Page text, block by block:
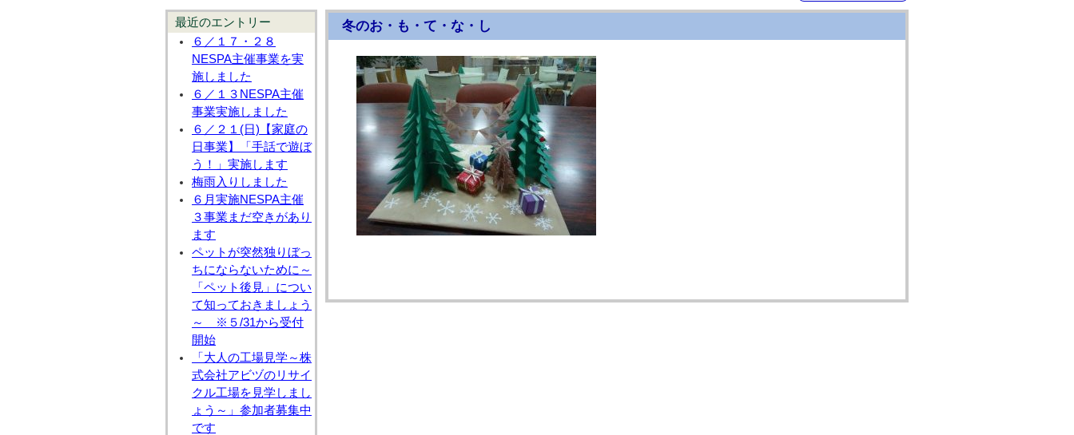
最近のエントリー
６／１７・２８
NESPA主催事業を実
施しました
６／１３NESPA主催
事業実施しました
６／２１(日)【家庭の
日事業】「手話で遊ぼ
う！」実施します
梅雨入りしました
６月実施NESPA主催
３事業まだ空きがあり
ます
ペットが突然独りぼっ
ちにならないために～
「ペット後見」につい
て知っておきましょう
～ ※５/31から受付
開始
「大人の工場見学～株
式会社アビヅのリサイ
クル工場を見学しまし
ょう～」参加者募集中
です
冬のお・も・て・な・し